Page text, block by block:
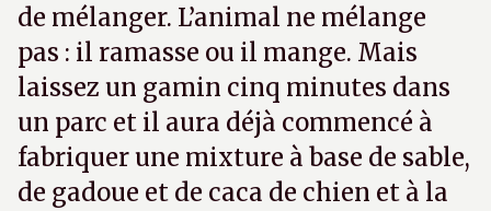
de mélanger. L’animal ne mélange
pas : il ramasse ou il mange. Mais
laissez un gamin cinq minutes dans
un parc et il aura déjà commencé à
fabriquer une mixture à base de sable,
de gadoue et de caca de chien et à la